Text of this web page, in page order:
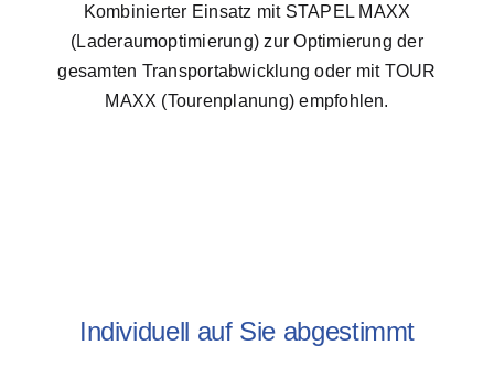
Kombinierter Einsatz mit STAPEL MAXX
(Laderaumoptimierung) zur Optimierung der
gesamten Transportabwicklung oder mit TOUR
MAXX (Tourenplanung) empfohlen.
Individuell auf Sie abgestimmt